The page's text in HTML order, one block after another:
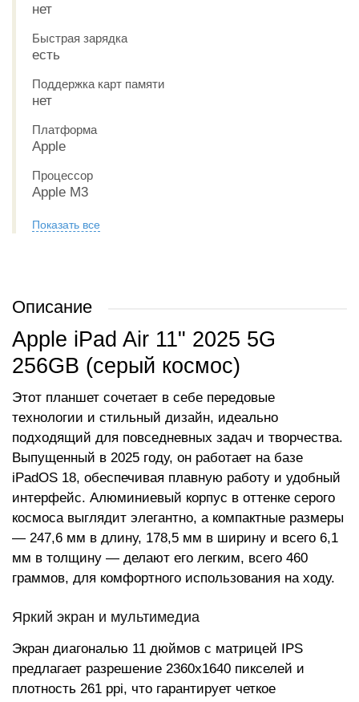
нет
Быстрая зарядка
есть
Поддержка карт памяти
нет
Платформа
Apple
Процессор
Apple M3
Показать все
Описание
Apple iPad Air 11" 2025 5G
256GB (серый космос)
Этот планшет сочетает в себе передовые
технологии и стильный дизайн, идеально
подходящий для повседневных задач и творчества.
Выпущенный в 2025 году, он работает на базе
iPadOS 18, обеспечивая плавную работу и удобный
интерфейс. Алюминиевый корпус в оттенке серого
космоса выглядит элегантно, а компактные размеры
— 247,6 мм в длину, 178,5 мм в ширину и всего 6,1
мм в толщину — делают его легким, всего 460
граммов, для комфортного использования на ходу.
Яркий экран и мультимедиа
Экран диагональю 11 дюймов с матрицей IPS
предлагает разрешение 2360x1640 пикселей и
плотность 261 ppi, что гарантирует четкое